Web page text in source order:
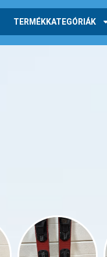
TERMÉKKATEGÓRIÁK